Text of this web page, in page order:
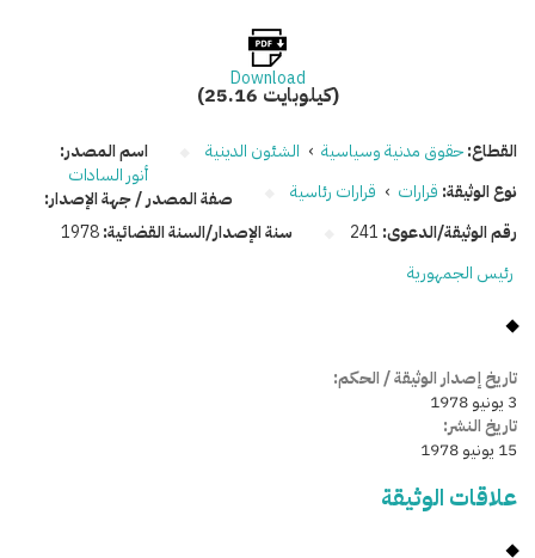
Download
(25.16 كيلوبايت)
القطاع:حقوق مدنية وسياسية › الشئون الدينية
نوع الوثيقة: قرارات › قرارات رئاسية
رقم الوثيقة/الدعوى: 241 سنة الإصدار/السنة القضائية:1978
اسم المصدر:
أنور السادات
صفة المصدر / جهة الإصدار:
رئيس الجمهورية
تاريخ إصدار الوثيقة / الحكم:
3 يونيو 1978
تاريخ النشر:
15 يونيو 1978
علاقات الوثيقة